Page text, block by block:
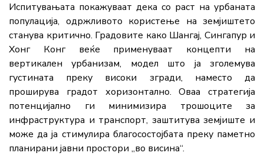
Испитувањата покажуваат дека со раст на урбаната
популација, одржливото користење на земјиштето
станува критично. Градовите како Шангај, Сингапур и
Хонг Конг веќе применуваат концепти на
вертикален урбанизам, модел што ја зголемува
густината преку високи згради, наместо да
проширува градот хоризонтално. Оваа стратегија
потенцијално ги минимизира трошоците за
инфраструктура и транспорт, заштитува земјиште и
може да ја стимулира благосостојбата преку паметно
планирани јавни простори „во висина“.